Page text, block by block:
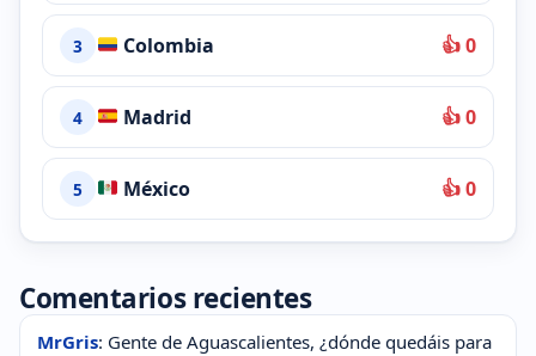
3 Colombia 👍 0
4 Madrid 👍 0
5 México 👍 0
Comentarios recientes
MrGris: Gente de Aguascalientes, ¿dónde quedáis para